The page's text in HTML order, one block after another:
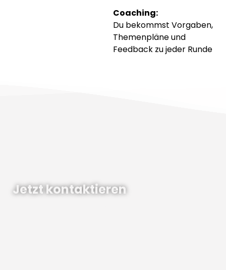
Coaching:
Du bekommst Vorgaben,
Themenpläne und
Feedback zu jeder Runde
Jetzt kontaktieren